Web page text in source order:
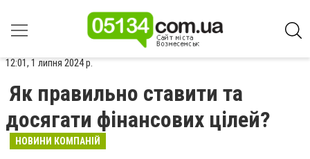
12:01, 1 липня 2024 р.
Як правильно ставити та
досягати фінансових цілей?
НОВИНИ КОМПАНІЙ